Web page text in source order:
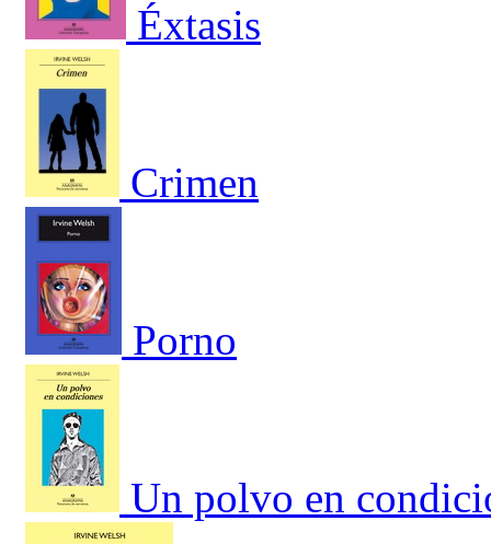
Éxtasis
Crimen
Porno
Un polvo en